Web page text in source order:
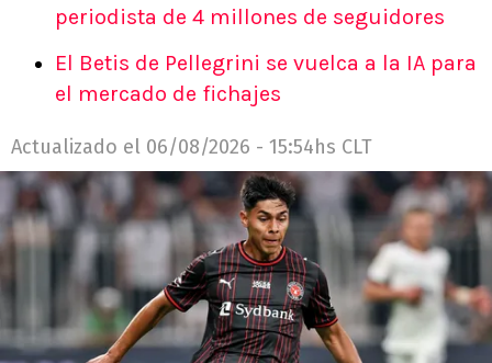
periodista de 4 millones de seguidores
El Betis de Pellegrini se vuelca a la IA para
el mercado de fichajes
Actualizado el 06/08/2026 - 15:54hs CLT